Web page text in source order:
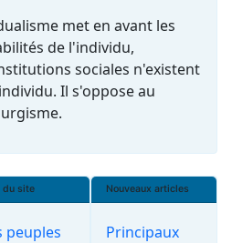
met en avant les
de l'individu,
sociales n'existent
Il s'oppose au
du site
peuples
Nouveaux articles
Principaux